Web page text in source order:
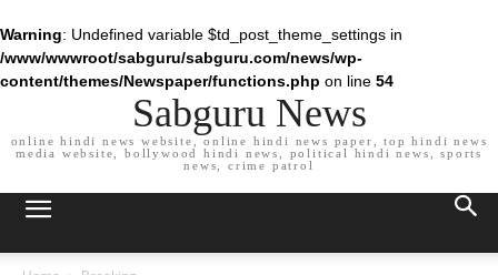
Warning: Undefined variable $td_post_theme_settings in
/www/wwwroot/sabguru/sabguru.com/news/wp-
content/themes/Newspaper/functions.php on line 54
Sabguru News
online hindi news website, online hindi news paper, top hindi news
media website, bollywood hindi news, political hindi news, sports
news, crime patrol